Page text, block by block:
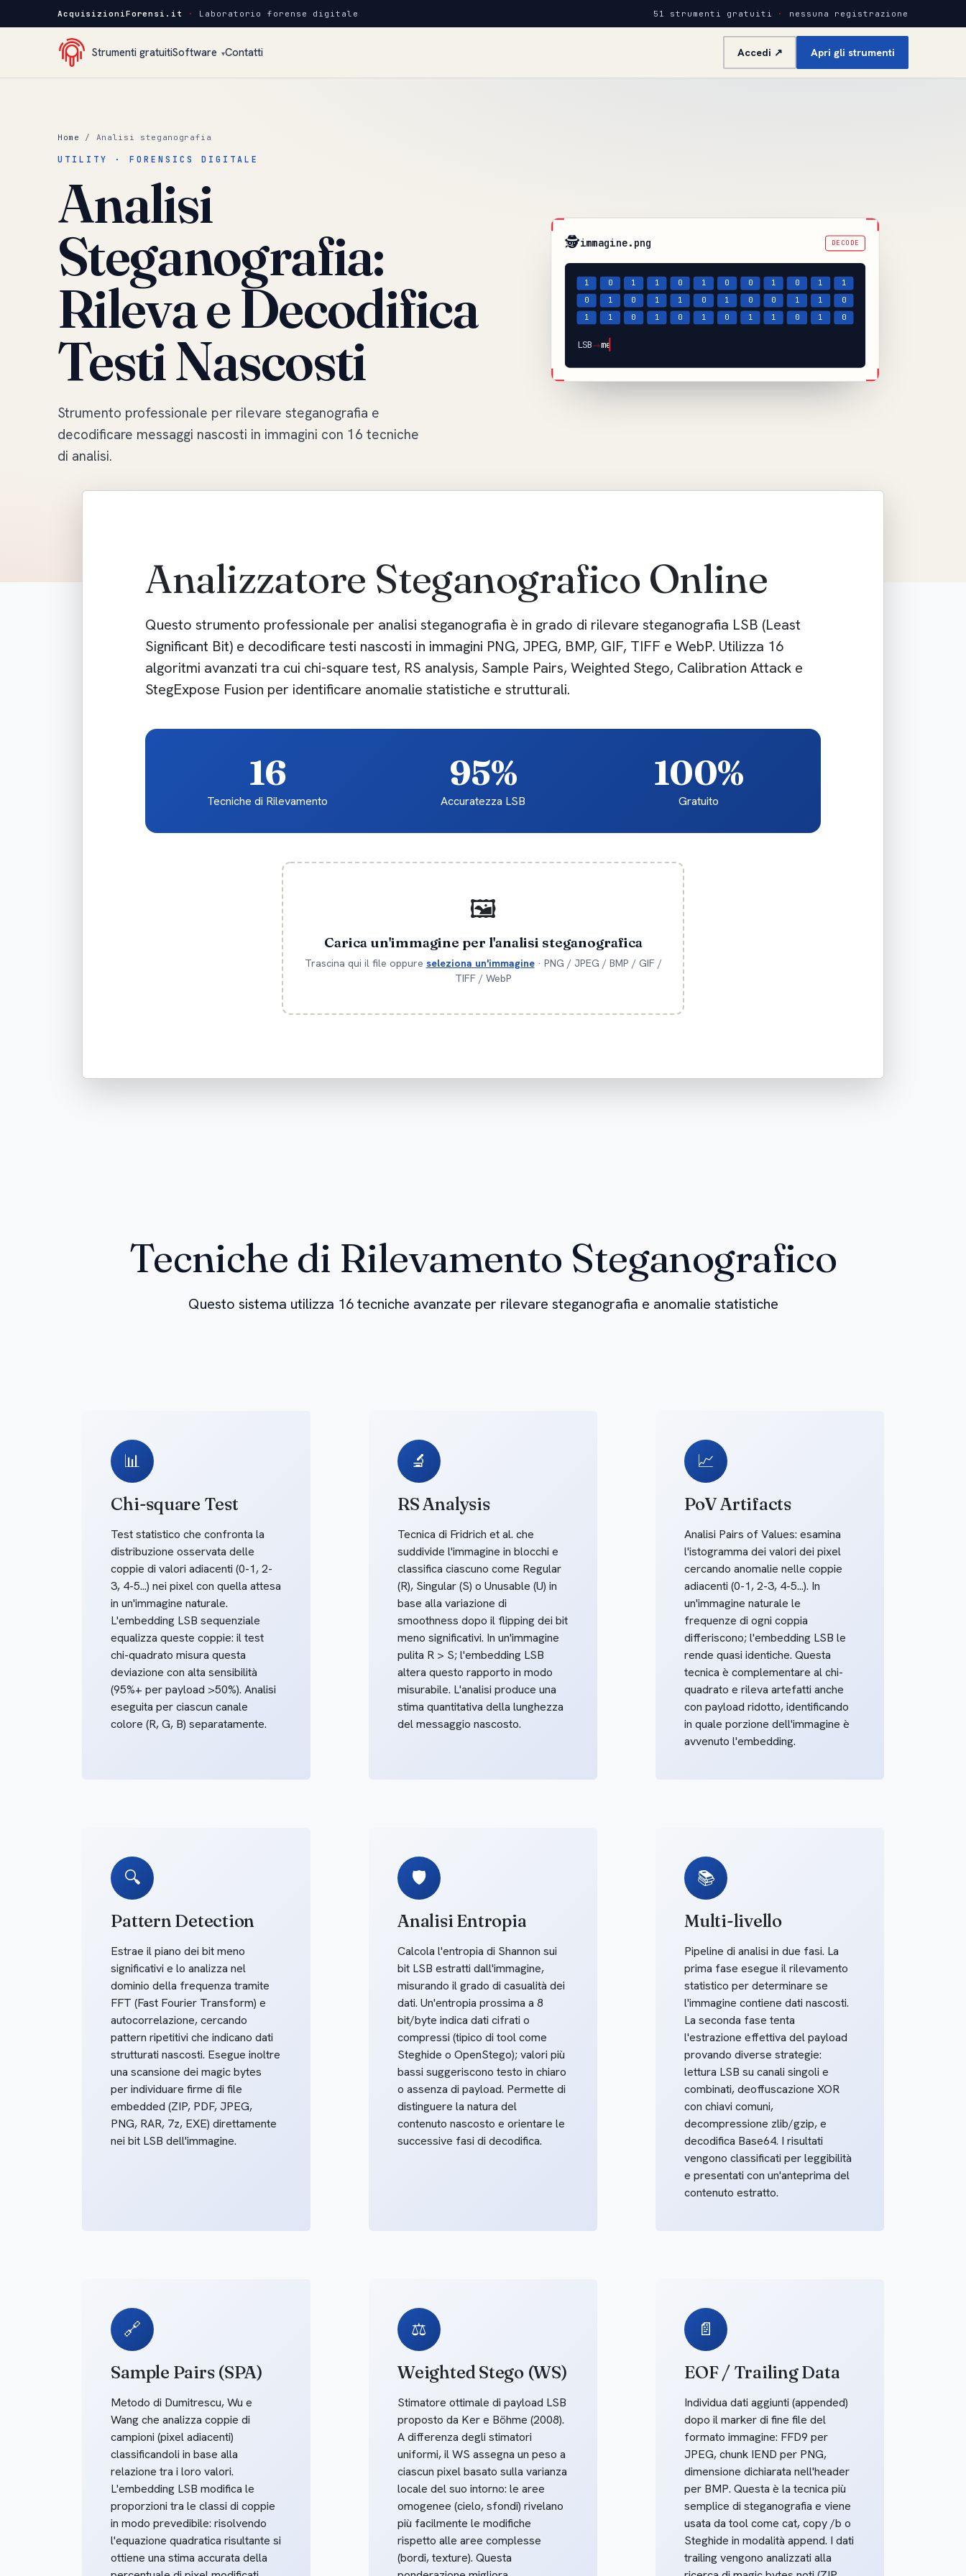
AcquisizioniForensi.it · Laboratorio forense digitale 51 strumenti gratuiti · nessuna registrazione
Strumenti gratuitiSoftware ▾Contatti Accedi ↗ Apri gli strumenti
Home / Analisi steganografia
UTILITY · FORENSICS DIGITALE
Analisi
Steganografia:
Rileva e Decodifica
Testi Nascosti
Strumento professionale per rilevare steganografia e
decodificare messaggi nascosti in immagini con 16 tecniche
di analisi.
🕵️immagine.png DECODE
1 0 1 1 0 1 0 0 1 0 1
1
0
1 0 1 1 0 1 0 0 1 1 0
1 1 0 1 0 1 0 1 1 0 1 0
LSB→messaggio…
Analizzatore Steganografico Online
Questo strumento professionale per analisi steganografia è in grado di rilevare steganografia LSB (Least
Significant Bit) e decodificare testi nascosti in immagini PNG, JPEG, BMP, GIF, TIFF e WebP. Utilizza 16
algoritmi avanzati tra cui chi-square test, RS analysis, Sample Pairs, Weighted Stego, Calibration Attack e
StegExpose Fusion per identificare anomalie statistiche e strutturali.
16
Tecniche di Rilevamento
95%
Accuratezza LSB
100%
Gratuito
🖼️
Carica un'immagine per l'analisi steganografica
Trascina qui il file oppure seleziona un'immagine· PNG / JPEG / BMP / GIF /
TIFF / WebP
Tecniche di Rilevamento Steganografico
Questo sistema utilizza 16 tecniche avanzate per rilevare steganografia e anomalie statistiche
📊
Chi-square Test
Test statistico che confronta la
distribuzione osservata delle
coppie di valori adiacenti (0-1, 2-
3, 4-5...) nei pixel con quella attesa
in un'immagine naturale.
L'embedding LSB sequenziale
equalizza queste coppie: il test
chi-quadrato misura questa
deviazione con alta sensibilità
(95%+ per payload >50%). Analisi
eseguita per ciascun canale
colore (R, G, B) separatamente.
🔬
RS Analysis
Tecnica di Fridrich et al. che
suddivide l'immagine in blocchi e
classifica ciascuno come Regular
(R), Singular (S) o Unusable (U) in
base alla variazione di
smoothness dopo il flipping dei bit
meno significativi. In un'immagine
pulita R > S; l'embedding LSB
altera questo rapporto in modo
misurabile. L'analisi produce una
stima quantitativa della lunghezza
del messaggio nascosto.
📈
PoV Artifacts
Analisi Pairs of Values: esamina
l'istogramma dei valori dei pixel
cercando anomalie nelle coppie
adiacenti (0-1, 2-3, 4-5...). In
un'immagine naturale le
frequenze di ogni coppia
differiscono; l'embedding LSB le
rende quasi identiche. Questa
tecnica è complementare al chi-
quadrato e rileva artefatti anche
con payload ridotto, identificando
in quale porzione dell'immagine è
avvenuto l'embedding.
🔍
Pattern Detection
Estrae il piano dei bit meno
significativi e lo analizza nel
dominio della frequenza tramite
FFT (Fast Fourier Transform) e
autocorrelazione, cercando
pattern ripetitivi che indicano dati
strutturati nascosti. Esegue inoltre
una scansione dei magic bytes
per individuare firme di file
embedded (ZIP, PDF, JPEG,
PNG, RAR, 7z, EXE) direttamente
nei bit LSB dell'immagine.
🛡️
Analisi Entropia
Calcola l'entropia di Shannon sui
bit LSB estratti dall'immagine,
misurando il grado di casualità dei
dati. Un'entropia prossima a 8
bit/byte indica dati cifrati o
compressi (tipico di tool come
Steghide o OpenStego); valori più
bassi suggeriscono testo in chiaro
o assenza di payload. Permette di
distinguere la natura del
contenuto nascosto e orientare le
successive fasi di decodifica.
📚
Multi-livello
Pipeline di analisi in due fasi. La
prima fase esegue il rilevamento
statistico per determinare se
l'immagine contiene dati nascosti.
La seconda fase tenta
l'estrazione effettiva del payload
provando diverse strategie:
lettura LSB su canali singoli e
combinati, deoffuscazione XOR
con chiavi comuni,
decompressione zlib/gzip, e
decodifica Base64. I risultati
vengono classificati per leggibilità
e presentati con un'anteprima del
contenuto estratto.
🔗
Sample Pairs (SPA)
Metodo di Dumitrescu, Wu e
Wang che analizza coppie di
campioni (pixel adiacenti)
classificandoli in base alla
relazione tra i loro valori.
L'embedding LSB modifica le
proporzioni tra le classi di coppie
in modo prevedibile: risolvendo
l'equazione quadratica risultante si
ottiene una stima accurata della
⚖️
Weighted Stego (WS)
Stimatore ottimale di payload LSB
proposto da Ker e Böhme (2008).
A differenza degli stimatori
uniformi, il WS assegna un peso a
ciascun pixel basato sulla varianza
locale del suo intorno: le aree
omogenee (cielo, sfondi) rivelano
più facilmente le modifiche
rispetto alle aree complesse
(bordi, texture). Questa
📄
EOF / Trailing Data
Individua dati aggiunti (appended)
dopo il marker di fine file del
formato immagine: FFD9 per
JPEG, chunk IEND per PNG,
dimensione dichiarata nell'header
per BMP. Questa è la tecnica più
semplice di steganografia e viene
usata da tool come cat, copy /b o
Steghide in modalità append. I dati
trailing vengono analizzati alla